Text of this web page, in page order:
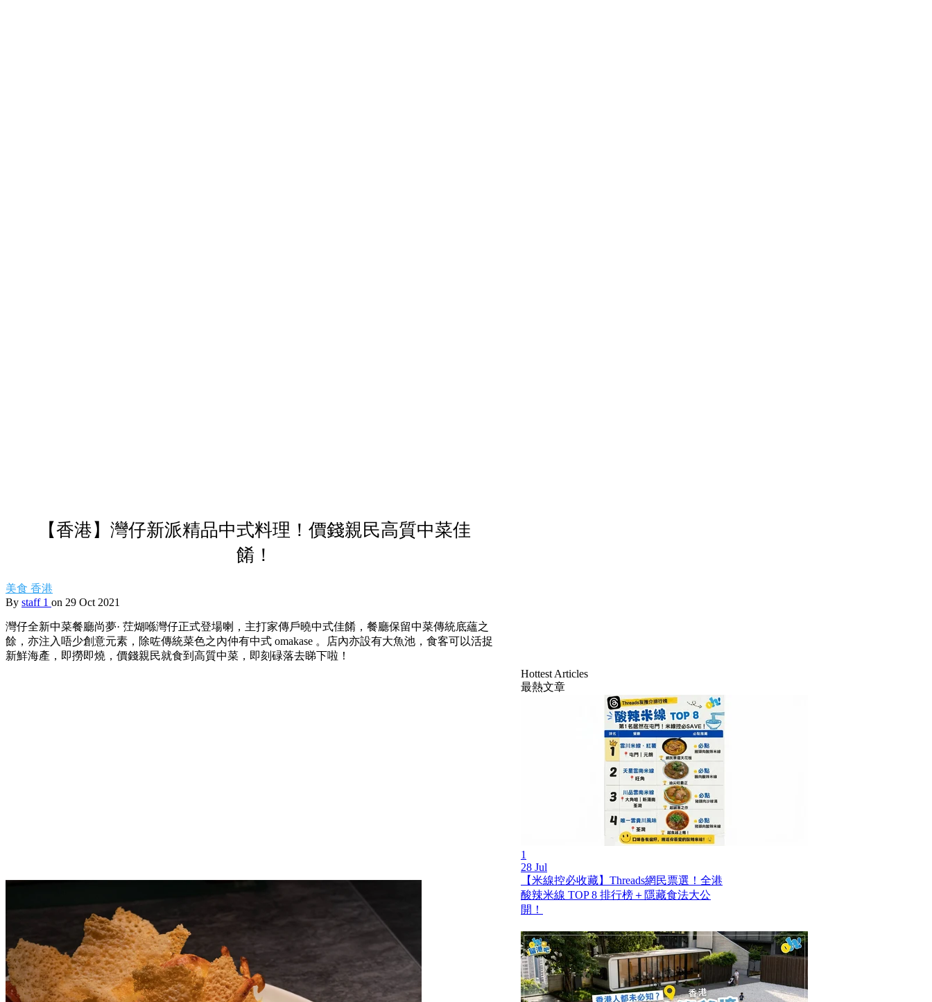
【香港】灣仔新派精品中式料理！價錢親民高質中菜佳
餚！
美食 香港
By staff 1 on 29 Oct 2021
灣仔全新中菜餐廳尚夢· 茳煳喺灣仔正式登場喇，主打家傳戶曉中式佳餚，餐廳保留中菜傳統底蘊之
餘，亦注入唔少創意元素，除咗傳統菜色之內仲有中式 omakase 。店內亦設有大魚池，食客可以活捉
新鮮海產，即撈即燒，價錢親民就食到高質中菜，即刻碌落去睇下啦！
Hottest Articles
最熱文章
1
28 Jul
【米線控必收藏】Threads網民票選！全港
酸辣米線 TOP 8 排行榜＋隱藏食法大公
開！